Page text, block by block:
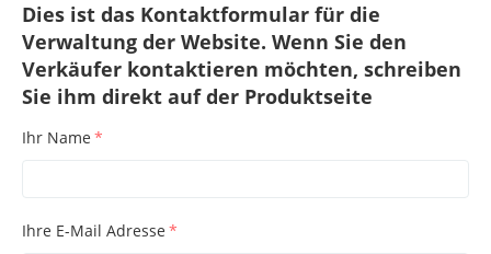
Dies ist das Kontaktformular für die
Verwaltung der Website. Wenn Sie den
Verkäufer kontaktieren möchten, schreiben
Sie ihm direkt auf der Produktseite
Ihr Name *
Ihre E-Mail Adresse *